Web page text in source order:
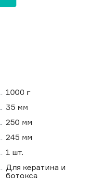
1000 г
35 мм
250 мм
245 мм
1 шт.
Для кератина и
ботокса